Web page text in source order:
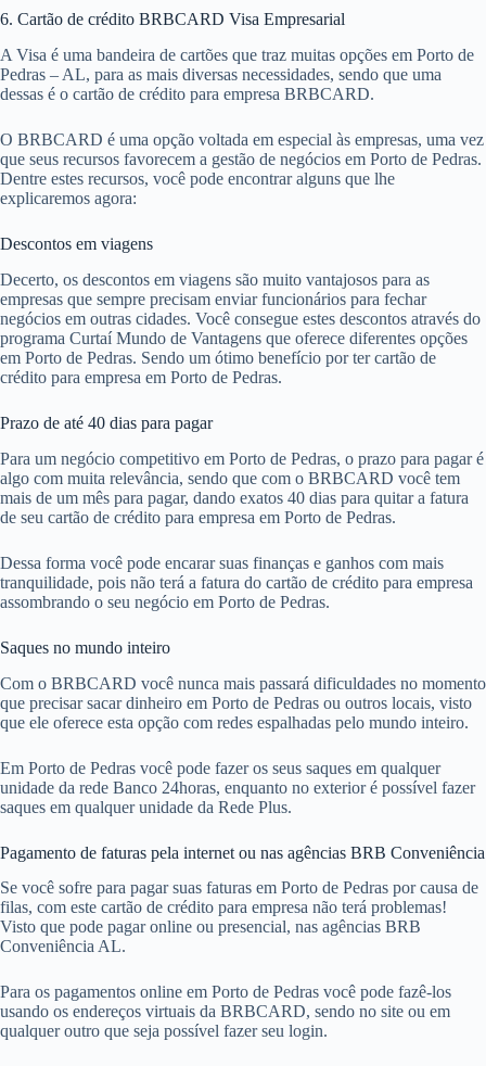
6. Cartão de crédito BRBCARD Visa Empresarial
A Visa é uma bandeira de cartões que traz muitas opções em Porto de
Pedras – AL, para as mais diversas necessidades, sendo que uma
dessas é o cartão de crédito para empresa BRBCARD.
O BRBCARD é uma opção voltada em especial às empresas, uma vez
que seus recursos favorecem a gestão de negócios em Porto de Pedras.
Dentre estes recursos, você pode encontrar alguns que lhe
explicaremos agora:
Descontos em viagens
Decerto, os descontos em viagens são muito vantajosos para as
empresas que sempre precisam enviar funcionários para fechar
negócios em outras cidades. Você consegue estes descontos através do
programa Curtaí Mundo de Vantagens que oferece diferentes opções
em Porto de Pedras. Sendo um ótimo benefício por ter cartão de
crédito para empresa em Porto de Pedras.
Prazo de até 40 dias para pagar
Para um negócio competitivo em Porto de Pedras, o prazo para pagar é
algo com muita relevância, sendo que com o BRBCARD você tem
mais de um mês para pagar, dando exatos 40 dias para quitar a fatura
de seu cartão de crédito para empresa em Porto de Pedras.
Dessa forma você pode encarar suas finanças e ganhos com mais
tranquilidade, pois não terá a fatura do cartão de crédito para empresa
assombrando o seu negócio em Porto de Pedras.
Saques no mundo inteiro
Com o BRBCARD você nunca mais passará dificuldades no momento
que precisar sacar dinheiro em Porto de Pedras ou outros locais, visto
que ele oferece esta opção com redes espalhadas pelo mundo inteiro.
Em Porto de Pedras você pode fazer os seus saques em qualquer
unidade da rede Banco 24horas, enquanto no exterior é possível fazer
saques em qualquer unidade da Rede Plus.
Pagamento de faturas pela internet ou nas agências BRB Conveniência
Se você sofre para pagar suas faturas em Porto de Pedras por causa de
filas, com este cartão de crédito para empresa não terá problemas!
Visto que pode pagar online ou presencial, nas agências BRB
Conveniência AL.
Para os pagamentos online em Porto de Pedras você pode fazê-los
usando os endereços virtuais da BRBCARD, sendo no site ou em
qualquer outro que seja possível fazer seu login.